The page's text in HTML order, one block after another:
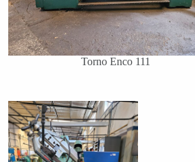
Torno Enco 111